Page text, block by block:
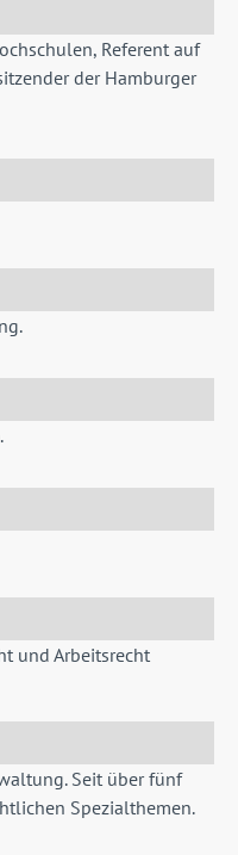
Referent auf
der Hamburger
und Arbeitsrecht
Seit über fünf
Spezialthemen.